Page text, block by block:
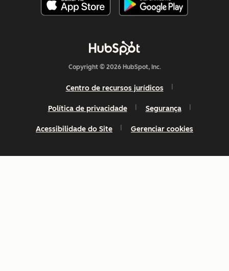
Copyright © 2026 HubSpot, Inc.
Centro de recursos jurídicos
Política de privacidade Segurança
Acessibilidade do Site Gerenciar cookies